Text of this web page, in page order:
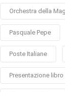
Orchestra della
Pasquale Pepe
Poste Italiane
Presentazione libro